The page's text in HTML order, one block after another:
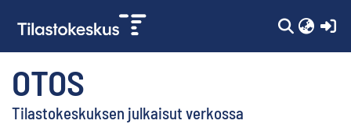
OTOS
Tilastokeskuksen julkaisut verkossa